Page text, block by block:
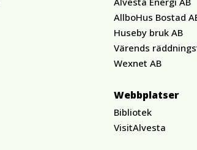
AllboHus Bostad
Huseby bruk AB
Värends
Wexnet AB
Webbplatser
Bibliotek
VisitAlvesta